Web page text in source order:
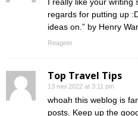
I really like your writing
regards for putting up
ideas on.” by Henry
Reageer
Top Travel Tips
13 mei 2022 at 3:11 pm
whoah this weblog is
posts. Keep up the